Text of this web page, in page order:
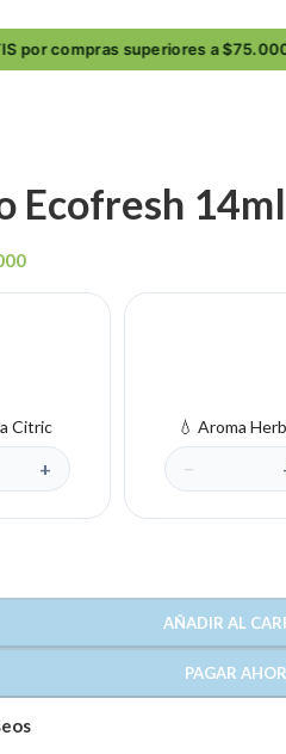
Ecofresh
Citric
+
💧 Aroma
−
AÑADIR AL
PAGAR